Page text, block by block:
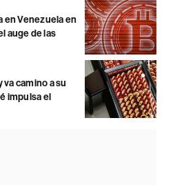
en Venezuela en
auge de las
camino a su
impulsa el